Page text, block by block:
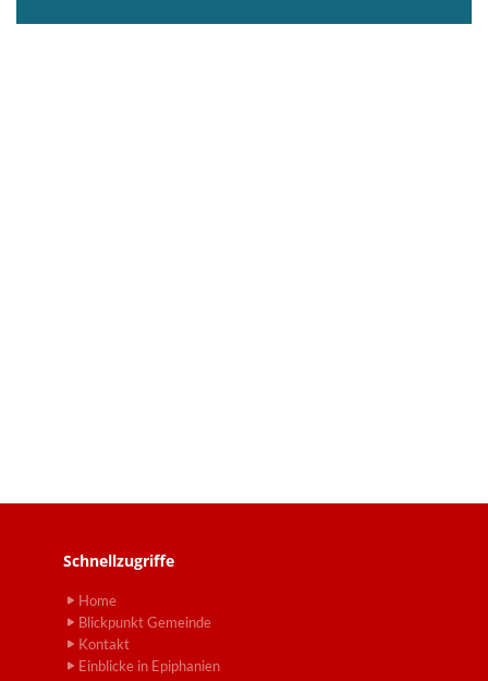
Schnellzugriffe
Home
Blickpunkt Gemeinde
Kontakt
Einblicke in Epiphanien